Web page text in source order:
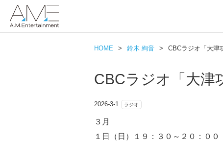
HOME > 鈴木 絢音 > CBCラジオ「大津
CBCラジオ「大津
2026-3-1 ラジオ
３月
１日（日）１９：３０～２０：００